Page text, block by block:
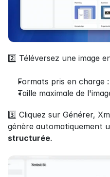
2️⃣ Téléversez une image
Formats pris en charge :
Taille maximale de
3️⃣ Cliquez sur Générer,
génère automatiquement
structurée.